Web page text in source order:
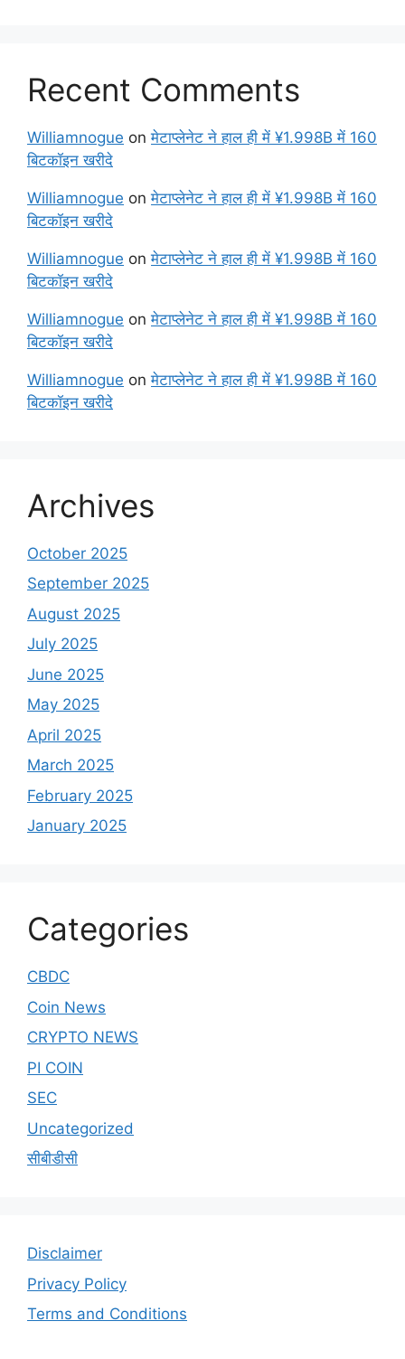
Recent Comments
Williamnogue onमेटाप्लेनेट ने हाल ही में ¥1.998B में 160
बिटकॉइन खरीदे
Williamnogue onमेटाप्लेनेट ने हाल ही में ¥1.998B में 160
बिटकॉइन खरीदे
Williamnogue onमेटाप्लेनेट ने हाल ही में ¥1.998B में 160
बिटकॉइन खरीदे
Williamnogue onमेटाप्लेनेट ने हाल ही में ¥1.998B में 160
बिटकॉइन खरीदे
Williamnogue onमेटाप्लेनेट ने हाल ही में ¥1.998B में 160
बिटकॉइन खरीदे
Archives
October 2025
September 2025
August 2025
July 2025
June 2025
May 2025
April 2025
March 2025
February 2025
January 2025
Categories
CBDC
Coin News
CRYPTO NEWS
PI COIN
SEC
Uncategorized
सीबीडीसी
Disclaimer
Privacy Policy
Terms and Conditions